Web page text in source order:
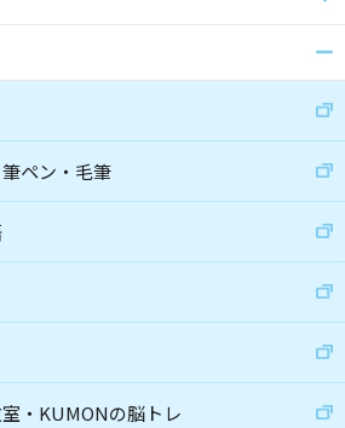
ペン・毛筆
・KUMONの脳トレ